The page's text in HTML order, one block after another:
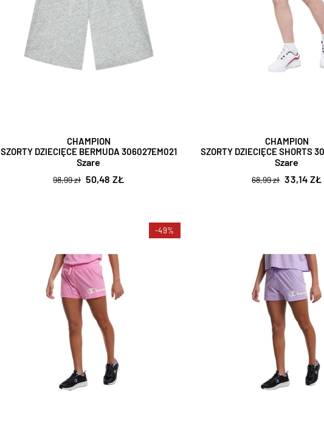
CHAMPION
SZORTY DZIECIĘCE BERMUDA 306027EM021
Szare
98,99 zł 50,48 ZŁ
CHAMPION
SZORTY DZIECIĘCE SHORTS
Szare
68,99 zł 33,14 ZŁ
-49%